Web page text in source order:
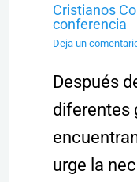
Cristianos
conferencia
Deja un
Después
diferentes
urge la